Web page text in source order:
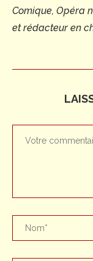
Comique, Opéra
et rédacteur en